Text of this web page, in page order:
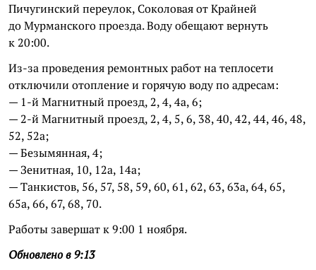
Пичугинский переулок, Соколовая от Крайней
до Мурманского проезда. Воду обещают вернуть
к 20:00.
Из-за проведения ремонтных работ на теплосети
отключили отопление и горячую воду по адресам:
— 1-й Магнитный проезд, 2, 4, 4а, 6;
— 2-й Магнитный проезд, 2, 4, 5, 6, 38, 40, 42, 44, 46, 48,
52, 52а;
— Безымянная, 4;
— Зенитная, 10, 12а, 14а;
— Танкистов, 56, 57, 58, 59, 60, 61, 62, 63, 63а, 64, 65,
65а, 66, 67, 68, 70.
Работы завершат к 9:00 1 ноября.
Обновлено в 9:13